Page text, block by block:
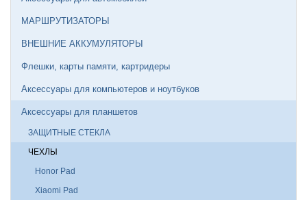
МАРШРУТИЗАТОРЫ
ВНЕШНИЕ АККУМУЛЯТОРЫ
Флешки, карты памяти, картридеры
Аксессуары для компьютеров и ноутбуков
Аксессуары для планшетов
ЗАЩИТНЫЕ СТЕКЛА
ЧЕХЛЫ
Honor Pad
Xiaomi Pad